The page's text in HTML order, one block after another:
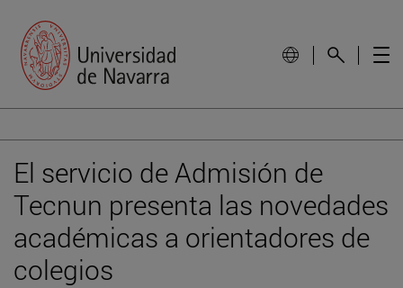
El servicio de Admisión de
Tecnun presenta las novedades
académicas a orientadores de
colegios